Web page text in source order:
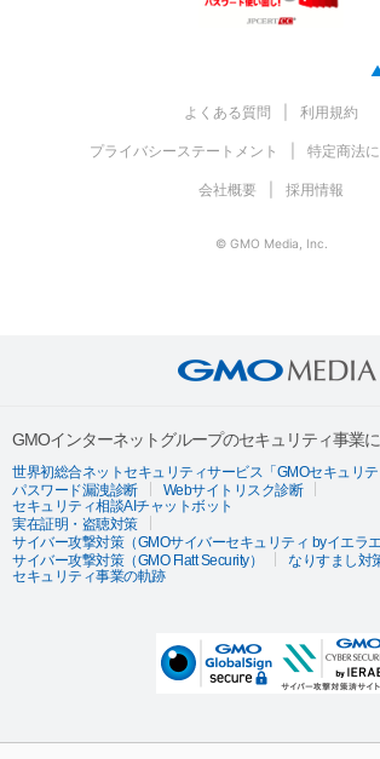
よくある質問 利用規約
プライバシーステートメント 特定商法
会社概要 採用情報
© GMO Media, Inc.
GMOインターネットグループのセキュリティ事業
世界初総合ネットセキュリティサービス「GMOセキュリテ
パスワード漏洩診断
Webサイトリスク診断
セキュリティ相談AIチャットボット
実在証明・盗聴対策
サイバー攻撃対策（GMOサイバーセキュリティ byイエラエ
サイバー攻撃対策（GMO Flatt Security）
なりすまし対
セキュリティ事業の軌跡